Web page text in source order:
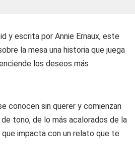
y escrita por Annie Ernaux, este
la mesa una historia que juega
los deseos más
conocen sin querer y comienzan
tono, de lo más acalorados de la
que impacta con un relato que te